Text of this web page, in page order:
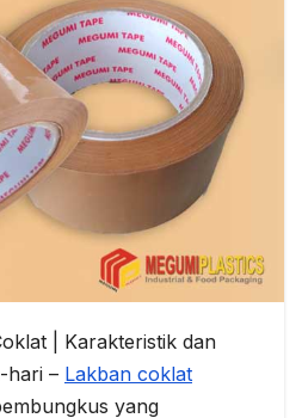
| Karakteristik dan
hari – Lakban coklat
yang